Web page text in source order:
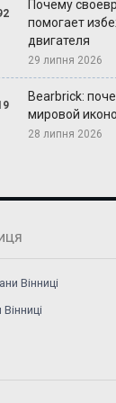
Почему
помогает
двигателя
29 липня 2026
Bearbrick:
мировой
28 липня 2026
Вінниці